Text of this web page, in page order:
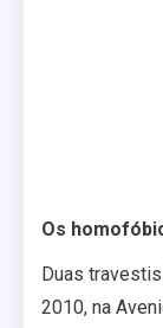
Os
Duas
2010, na